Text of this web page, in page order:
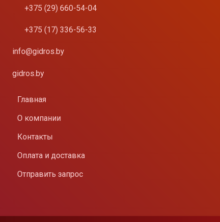
+375 (29) 660-54-04
+375 (17) 336-56-33
info@gidros.by
gidros.by
Главная
О компании
Контакты
Оплата и доставка
Отправить запрос